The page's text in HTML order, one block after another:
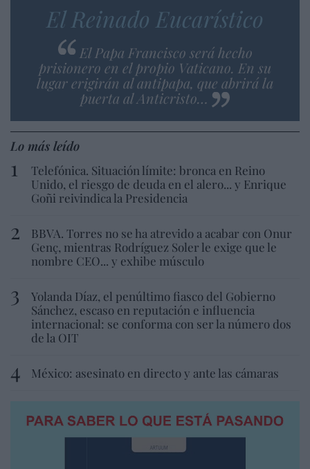
El Reinado Eucarístico
El Papa Francisco será hecho
prisionero en el propio Vaticano. En su
lugar erigirán al antipapa, que abrirá la
puerta al Anticristo…
Lo más leído
Telefónica. Situación límite: bronca en Reino
Unido, el riesgo de deuda en el alero... y Enrique
Goñi reivindica la Presidencia
BBVA. Torres no se ha atrevido a acabar con Onur
Genç, mientras Rodríguez Soler le exige que le
nombre CEO... y exhibe músculo
Yolanda Díaz, el penúltimo fiasco del Gobierno
Sánchez, escaso en reputación e influencia
internacional: se conforma con ser la número dos
de la OIT
México: asesinato en directo y ante las cámaras